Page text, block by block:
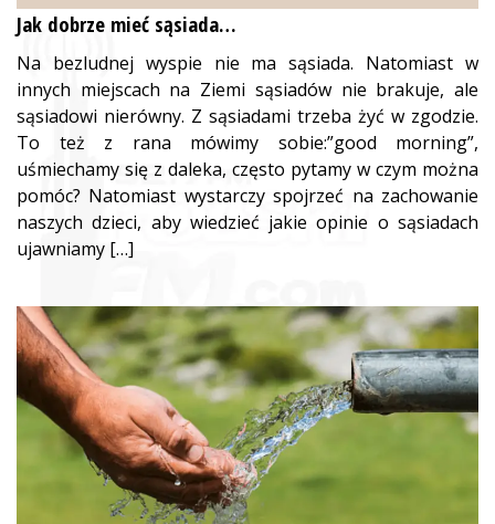
Jak dobrze mieć sąsiada…
Na bezludnej wyspie nie ma sąsiada. Natomiast w
innych miejscach na Ziemi sąsiadów nie brakuje, ale
sąsiadowi nierówny. Z sąsiadami trzeba żyć w zgodzie.
To też z rana mówimy sobie:”good morning”,
uśmiechamy się z daleka, często pytamy w czym można
pomóc? Natomiast wystarczy spojrzeć na zachowanie
naszych dzieci, aby wiedzieć jakie opinie o sąsiadach
ujawniamy […]